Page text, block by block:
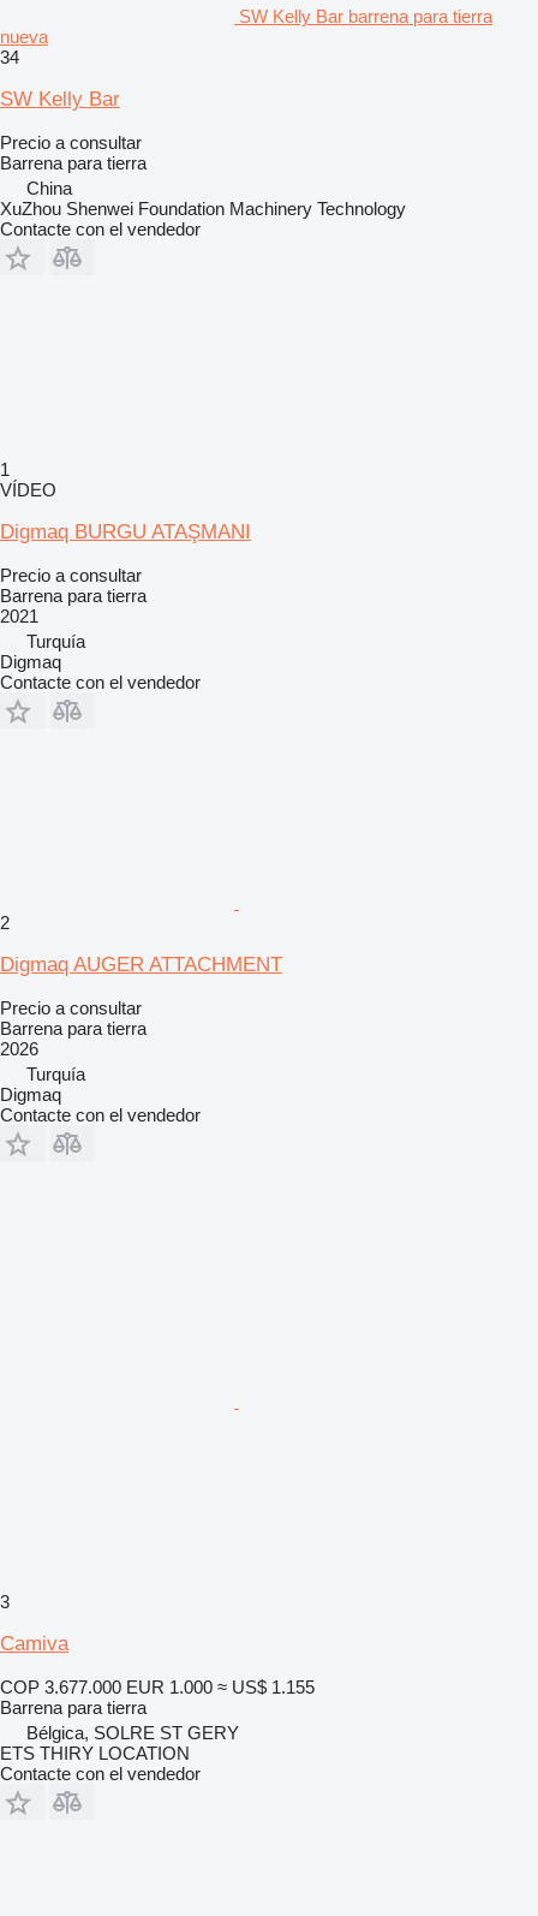
SW Kelly Bar barrena para tierra
nueva
34
SW Kelly Bar
Precio a consultar
Barrena para tierra
China
XuZhou Shenwei Foundation Machinery Technology
Contacte con el vendedor
1
VÍDEO
Digmaq BURGU ATAŞMANI
Precio a consultar
Barrena para tierra
2021
Turquía
Digmaq
Contacte con el vendedor
2
Digmaq AUGER ATTACHMENT
Precio a consultar
Barrena para tierra
2026
Turquía
Digmaq
Contacte con el vendedor
3
Camiva
COP 3.677.000 EUR 1.000 ≈ US$ 1.155
Barrena para tierra
Bélgica, SOLRE ST GERY
ETS THIRY LOCATION
Contacte con el vendedor